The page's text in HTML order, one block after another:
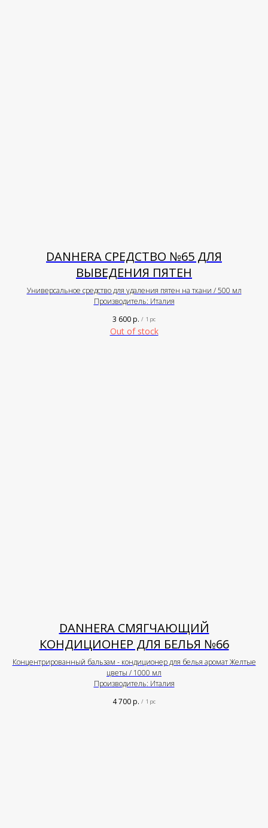
DANHERA СРЕДСТВО №65 ДЛЯ
ВЫВЕДЕНИЯ ПЯТЕН
Универсальное средство для удаления пятен на ткани / 500 мл
Производитель: Италия
3 600р. / 1 pc
Out of stock
DANHERA СМЯГЧАЮЩИЙ
КОНДИЦИОНЕР ДЛЯ БЕЛЬЯ №66
Концентрированный бальзам - кондиционер для белья аромат Желтые
цветы / 1000 мл
Производитель: Италия
4 700р. / 1 pc